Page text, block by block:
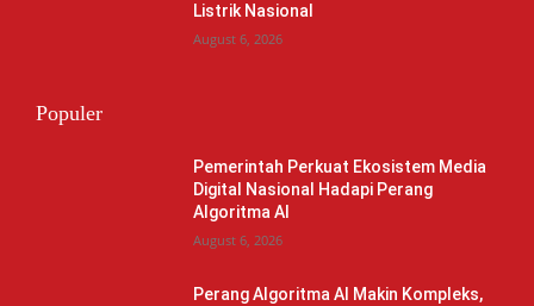
Listrik Nasional
August 6, 2026
Populer
Pemerintah Perkuat Ekosistem Media
Digital Nasional Hadapi Perang
Algoritma AI
August 6, 2026
Perang Algoritma AI Makin Kompleks,